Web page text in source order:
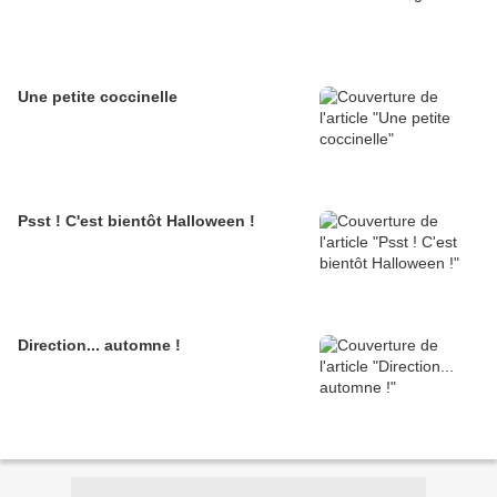
Une petite coccinelle
Psst ! C'est bientôt Halloween !
Direction... automne !